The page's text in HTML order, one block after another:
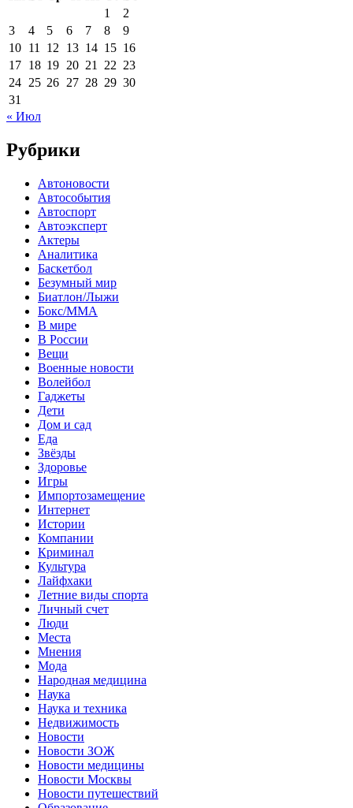
1
2
3
4 5 6 7 8
9
10 11 12 13 14 15 16
17 18 19 20 21 22 23
24 25 26 27 28 29 30
31
« Июл
Рубрики
Автоновости
Автособытия
Автоспорт
Автоэксперт
Актеры
Аналитика
Баскетбол
Безумный мир
Биатлон/Лыжи
Бокс/MMA
В мире
В России
Вещи
Военные новости
Волейбол
Гаджеты
Дети
Дом и сад
Еда
Звёзды
Здоровье
Игры
Импортозамещение
Интернет
Истории
Компании
Криминал
Культура
Лайфхаки
Летние виды спорта
Личный счет
Люди
Места
Мнения
Мода
Народная медицина
Наука
Наука и техника
Недвижимость
Новости
Новости ЗОЖ
Новости медицины
Новости Москвы
Новости путешествий